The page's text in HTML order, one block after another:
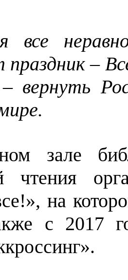
все
–
вернуть
зале
чтения
на
с 2017